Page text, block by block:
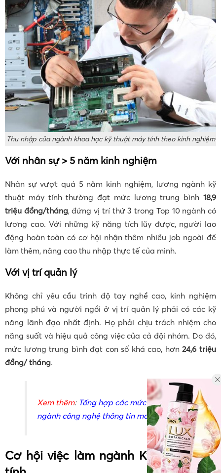
Thu nhập của ngành khoa học kỹ thuật máy tính theo kinh nghiệm
Với nhân sự > 5 năm kinh nghiệm
Nhân sự vượt quá 5 năm kinh nghiệm, lương ngành kỹ
thuật máy tính thường đạt mức lương trung bình 18,9
triệu đồng/tháng, đứng vị trí thứ 3 trong Top 10 ngành có
lương cao. Với những kỹ năng tích lũy được, người lao
động hoàn toàn có cơ hội nhận thêm nhiều job ngoài để
làm thêm, nâng cao thu nhập thực tế của mình.
Với vị trí quản lý
Không chỉ yêu cầu trình độ tay nghề cao, kinh nghiệm
phong phú và người ngồi ở vị trí quản lý phải có các kỹ
năng lãnh đạo nhất định. Họ phải chịu trách nhiệm cho
năng suất và hiệu quả công việc của cả đội nhóm. Do đó,
mức lương trung bình đạt con số khá cao, hơn24,6 triệu
đồng/ tháng.
Xem thêm: Tổng hợp các mức lương
ngành công nghệ thông tin mới nhất
Cơ hội việc làm ngành Kỹ thuật máy